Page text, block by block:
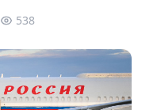
538